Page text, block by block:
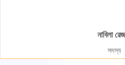
নাবিলা
সদস্য